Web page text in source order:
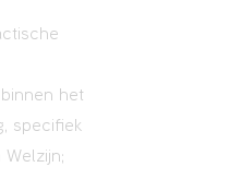
het
specifiek